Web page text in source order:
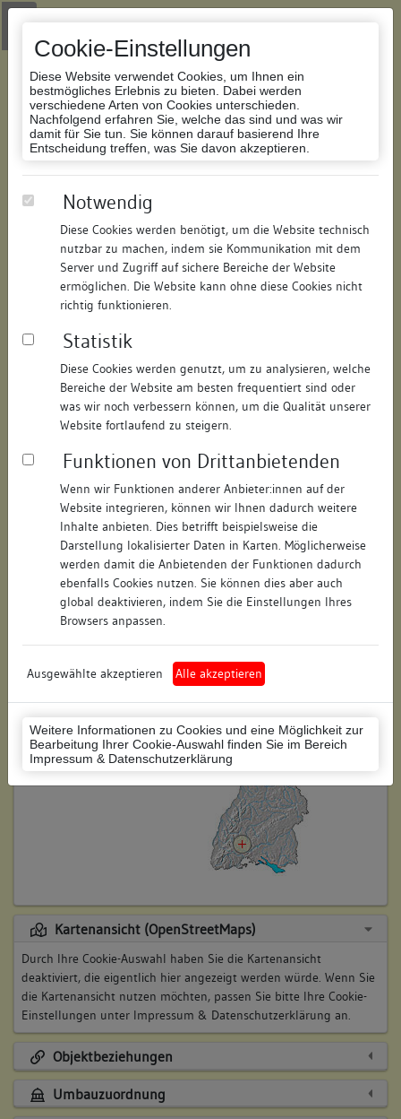
Cookie-Einstellungen
Diese Website verwendet Cookies, um Ihnen ein
bestmögliches Erlebnis zu bieten. Dabei werden
verschiedene Arten von Cookies unterschieden.
Nachfolgend erfahren Sie, welche das sind und was wir
damit für Sie tun. Sie können darauf basierend Ihre
Entscheidung treffen, was Sie davon akzeptieren.
Notwendig
Diese Cookies werden benötigt, um die Website technisch
nutzbar zu machen, indem sie Kommunikation mit dem
Server und Zugriff auf sichere Bereiche der Website
ermöglichen. Die Website kann ohne diese Cookies nicht
richtig funktionieren.
Statistik
Diese Cookies werden genutzt, um zu analysieren, welche
Bereiche der Website am besten frequentiert sind oder
was wir noch verbessern können, um die Qualität unserer
Website fortlaufend zu steigern.
Funktionen von Drittanbietenden
Wenn wir Funktionen anderer Anbieter:innen auf der
Website integrieren, können wir Ihnen dadurch weitere
Inhalte anbieten. Dies betrifft beispielsweise die
Darstellung lokalisierter Daten in Karten. Möglicherweise
werden damit die Anbietenden der Funktionen dadurch
ebenfalls Cookies nutzen. Sie können dies aber auch
global deaktivieren, indem Sie die Einstellungen Ihres
Browsers anpassen.
Ausgewählte akzeptieren Alle akzeptieren
Weitere Informationen zu Cookies und eine Möglichkeit zur
Bearbeitung Ihrer Cookie-Auswahl finden Sie im Bereich
Impressum & Datenschutzerklärung
Zur Navigation springen
Zum Inhalt der Website springen
Datenbank Bauforschung/Restaurierung
321220389238/Datum:09.02.2007
Datenbestand:
Bauforschung
Als PDF herunterladen:
Objektdaten
Straße: Münsterplatz
Hausnummer: 9
Postleitzahl: 78050
Stadt-Teilort: Villingen
Regierungsbezirk: Freiburg
Schwarzwald-Baar-Kreis
(Landkreis)
Wohnplatzschlüssel:
keine
Historische Gebäudenummer: keine
Lage des Wohnplatzes:
Kartenansicht (OpenStreetMaps)
Durch Ihre Cookie-Auswahl haben Sie die Kartenansicht
deaktiviert, die eigentlich hier angezeigt werden würde. Wenn Sie
die Kartenansicht nutzen möchten, passen Sie bitte Ihre Cookie-
Einstellungen unter Impressum & Datenschutzerklärung an.
Objektbeziehungen
Umbauzuordnung